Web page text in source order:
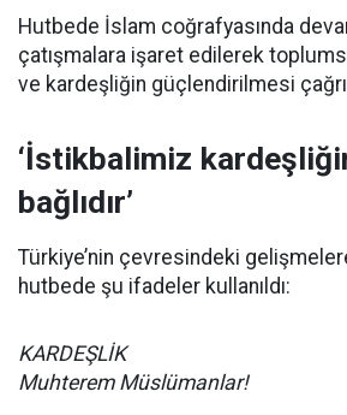
Hutbede İslam coğrafyasında
çatışmalara işaret edilerek
ve kardeşliğin güçlendirilmesi
‘İstikbalimiz
bağlıdır’
Türkiye’nin çevresindeki
hutbede şu ifadeler kullanıldı:
KARDEŞLİK
Muhterem Müslümanlar!